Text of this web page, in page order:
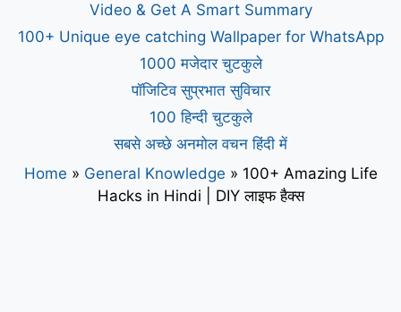
Video & Get A Smart Summary
100+ Unique eye catching Wallpaper for WhatsApp
1000 मजेदार चुटकुले
पॉजिटिव सुप्रभात सुविचार
100 हिन्दी चुटकुले
सबसे अच्छे अनमोल वचन हिंदी में
Home » General Knowledge » 100+ Amazing Life
Hacks in Hindi | DIY लाइफ हैक्स